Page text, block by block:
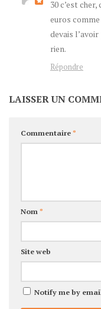
30 c’est cher,
euros comme
devais
rien.
Répondre
LAISSER UN
Commentaire*
Nom*
Site web
Notify me by